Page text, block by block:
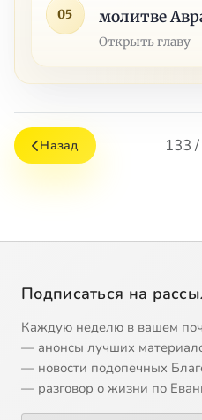
05
молитве
Открыть главу
Назад 133
Подписаться на
Каждую неделю в вашем
— анонсы лучших
— новости подопечных
— разговор о жизни по